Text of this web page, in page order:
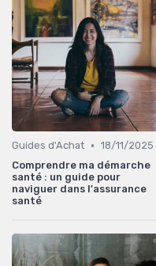
Guides d'Achat • 18/11/2025
Comprendre ma démarche
santé : un guide pour
naviguer dans l'assurance
santé